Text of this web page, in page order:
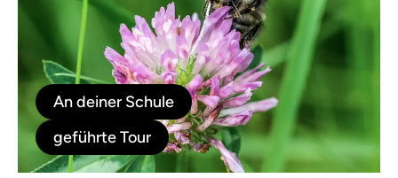
An deiner Schule
geführte Tour